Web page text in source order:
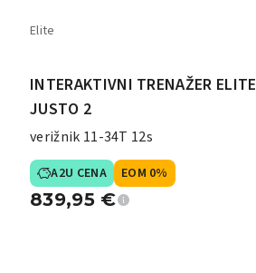
Elite
INTERAKTIVNI TRENAŽER ELITE
JUSTO 2
verižnik 11-34T 12s
A2U CENA EOM 0%
839,95 €